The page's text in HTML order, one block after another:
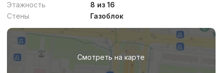
Этажность
8 из 16
Стены
Газоблок
Смотреть на карте